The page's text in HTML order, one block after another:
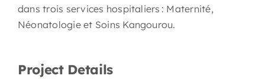
dans trois services hospitaliers : Maternité,
Néonatologie et Soins Kangourou.
Project Details